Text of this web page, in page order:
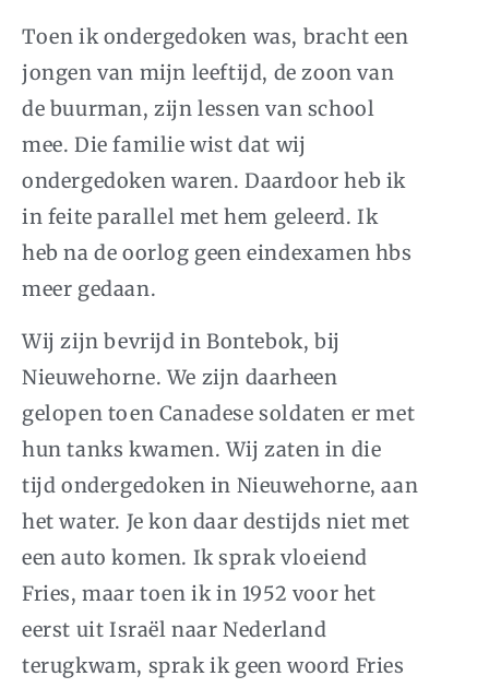
Toen ik ondergedoken was, bracht een
jongen van mijn leeftijd, de zoon van
de buurman, zijn lessen van school
mee. Die familie wist dat wij
ondergedoken waren. Daardoor heb ik
in feite parallel met hem geleerd. Ik
heb na de oorlog geen eindexamen hbs
meer gedaan.
Wij zijn bevrijd in Bontebok, bij
Nieuwehorne. We zijn daarheen
gelopen toen Canadese soldaten er met
hun tanks kwamen. Wij zaten in die
tijd ondergedoken in Nieuwehorne, aan
het water. Je kon daar destijds niet met
een auto komen. Ik sprak vloeiend
Fries, maar toen ik in 1952 voor het
eerst uit Israël naar Nederland
terugkwam, sprak ik geen woord Fries